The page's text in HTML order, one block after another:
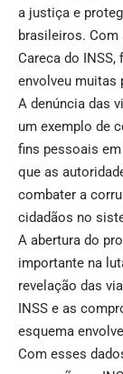
a justiça e
brasileiros. Com
Careca do
envolveu muitas
A denúncia das
um exemplo de
fins pessoais
que as
combater a
cidadãos no
A abertura do
importante na
revelação das
INSS e as
esquema
Com esses